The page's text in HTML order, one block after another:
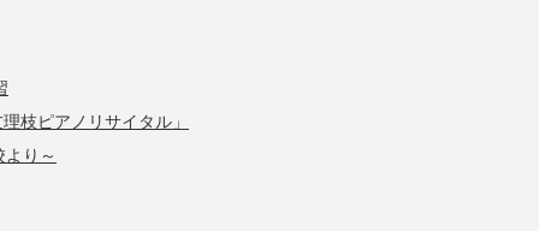
枝ピアノリサイタル」
り～